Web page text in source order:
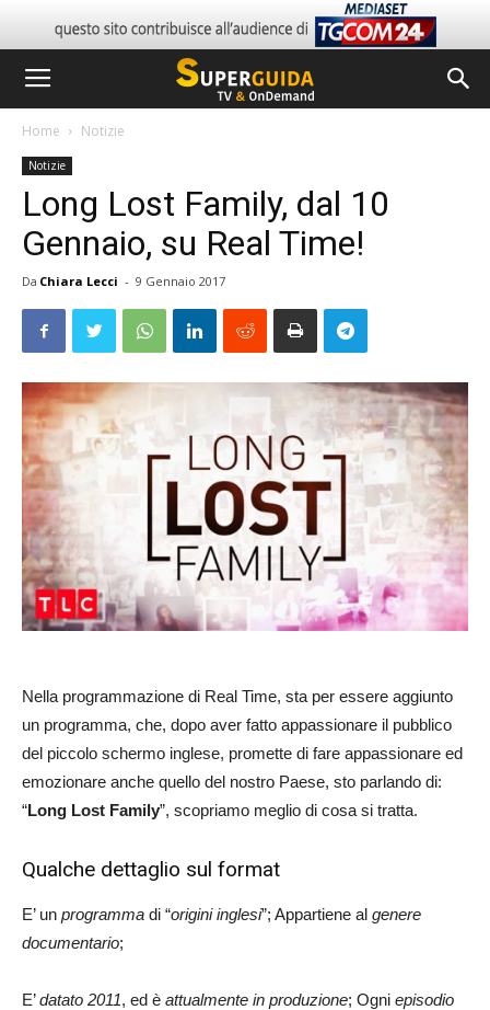
Home Notizie
Notizie
Long Lost Family, dal 10
Gennaio, su Real Time!
Da Chiara Lecci - 9 Gennaio 2017
Nella programmazione di Real Time, sta per essere aggiunto
un programma, che, dopo aver fatto appassionare il pubblico
del piccolo schermo inglese, promette di fare appassionare ed
emozionare anche quello del nostro Paese, sto parlando di:
“Long Lost Family”, scopriamo meglio di cosa si tratta.
Qualche dettaglio sul format
E’ un programma di “origini inglesi”; Appartiene al genere
documentario;
E’datato 2011, ed è attualmente in produzione; Ogni episodio